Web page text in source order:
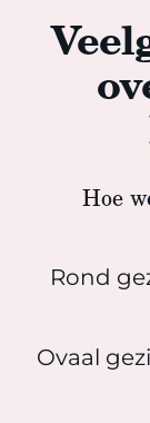
Hoe
Rond
Ovaal